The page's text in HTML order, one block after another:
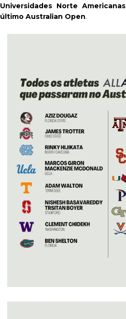
Universidades Norte Americanas
último Australian Open.